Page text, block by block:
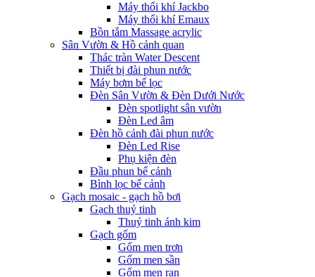
Máy thổi khí Jackbo
Máy thổi khí Emaux
Bồn tắm Massage acrylic
Sân Vườn & Hồ cảnh quan
Thác tràn Water Descent
Thiết bị đài phun nước
Máy bơm bể lọc
Đèn Sân Vườn & Đèn Dưới Nước
Đèn spotlight sân vườn
Đèn Led âm
Đèn hồ cảnh đài phun nước
Đèn Led Rise
Phụ kiện đèn
Đầu phun bể cảnh
Bình lọc bể cảnh
Gạch mosaic - gạch hồ bơi
Gạch thuỷ tinh
Thuỷ tinh ánh kim
Gạch gốm
Gốm men trơn
Gốm men sần
Gốm men rạn